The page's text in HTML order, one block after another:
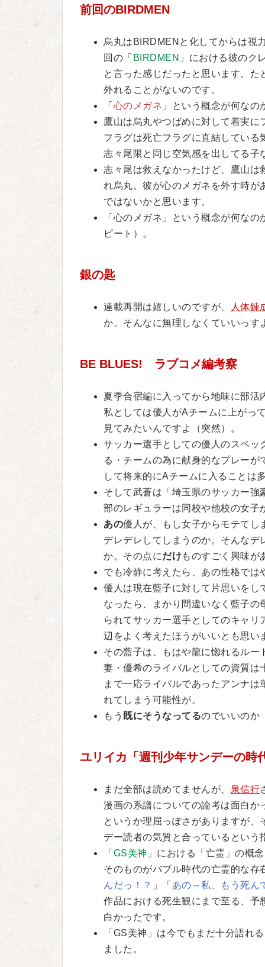
前回のBIRDMEN
烏丸はBIRDMENと化してからは視
回の「 BIRDMEN 」における彼のク
と言った感じだったと思います。た
外れることがないのです。
「 心のメガネ 」という概念が何な
鷹山は烏丸やつばめに対して着実
フラグは死亡フラグに直結してい
志々尾限と同じ空気感を出してる子
志々尾は救えなかったけど、鷹山は
れ烏丸。彼が心のメガネを外す時
ではないかと思います。
「心のメガネ」という概念が何な
ピート）。
銀の匙
連載再開は嬉しいのですが、
人体錬
か。そんなに無理しなくていいっす
BE BLUES! ラブコメ編考察
夏季合宿編に入ってから地味に部
私としては優人がAチームに上がっ
見てみたいんですよ（突然）。
サッカー選手としての優人のスペッ
る・チームの為に献身的なプレー
して将来的にAチームに入ることは
そして武蒼は「埼玉県のサッカー
部のレギュラーは同校や他校の女子
あの優人が、もし女子からモテてし
デレデレしてしまうのか。そんな
か。その点にだけものすごく興味が
でも冷静に考えたら、あの性格で
優人は現在藍子に対して片思いをし
なったら、まかり間違いなく藍子の
られてサッカー選手としてのキャ
辺をよく考えたほうがいいとも思い
その藍子は、もはや龍に惚れるル
妻・優希のライバルとしての資質は
まで一応ライバルであったアンナ
れてしまう可能性が。
もう 既にそうなってるのでいいのか
ユリイカ「週刊少年サンデーの時
まだ全部は読めてませんが、 泉信行
漫画の系譜についての論考は面白か
というか理屈っぽさがありますが
デー読者の気質と合っているという
「 GS美神 」における「亡霊」の概
そのものがバブル時代の亡霊的な存
んだっ！？
」「 あの～私、もう死
作品における死生観にまで至る、予
白かったです。
「GS美神」は今でもまだ十分語れ
ました。